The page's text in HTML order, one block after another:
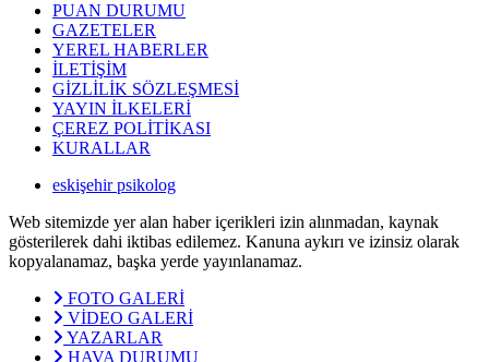
PUAN DURUMU
GAZETELER
YEREL HABERLER
İLETİŞİM
GİZLİLİK SÖZLEŞMESİ
YAYIN İLKELERİ
ÇEREZ POLİTİKASI
KURALLAR
eskişehir psikolog
Web sitemizde yer alan haber içerikleri izin alınmadan, kaynak
gösterilerek dahi iktibas edilemez. Kanuna aykırı ve izinsiz olarak
kopyalanamaz, başka yerde yayınlanamaz.
FOTO GALERİ
VİDEO GALERİ
YAZARLAR
HAVA DURUMU